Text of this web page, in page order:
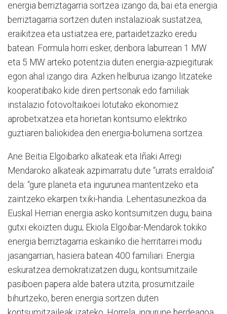
energia berriztagarria sortzea izango da, bai eta energia
berriztagarria sortzen duten instalazioak sustatzea,
eraikitzea eta ustiatzea ere, partaidetzazko eredu
batean. Formula horri esker, denbora laburrean 1 MW
eta 5 MW arteko potentzia duten energia-azpiegiturak
egon ahal izango dira. Azken helburua izango litzateke
kooperatibako kide diren pertsonak edo familiak
instalazio fotovoltaikoei lotutako ekonomiez
aprobetxatzea eta horietan kontsumo elektriko
guztiaren baliokidea den energia-bolumena sortzea.
Ane Beitia Elgoibarko alkateak eta Iñaki Arregi
Mendaroko alkateak azpimarratu dute “urrats erraldoia”
dela: “gure planeta eta ingurunea mantentzeko eta
zaintzeko ekarpen txiki-handia. Lehentasunezkoa da.
Euskal Herrian energia asko kontsumitzen dugu, baina
gutxi ekoizten dugu; Ekiola Elgoibar-Mendarok tokiko
energia berriztagarria eskainiko die herritarrei modu
jasangarrian, hasiera batean 400 familiari. Energia
eskuratzea demokratizatzen dugu, kontsumitzaile
pasiboen papera alde batera utzita, prosumitzaile
bihurtzeko, beren energia sortzen duten